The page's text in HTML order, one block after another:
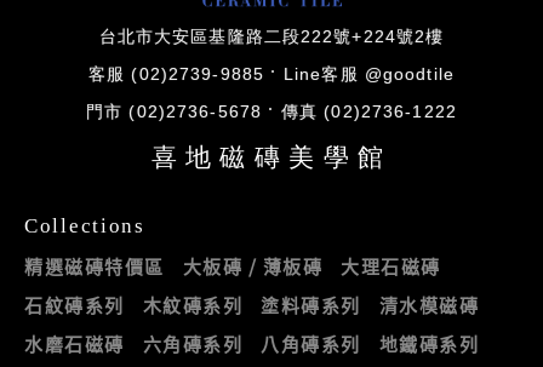
台北市大安區基隆路二段222號+224號2樓
客服 (02)2739-9885 Line客服 @goodtile
門市 (02)2736-5678 傳真 (02)2736-1222
喜地磁磚美學館
Collections
精選磁磚特價區 大板磚 / 薄板磚
大理石磁磚
石紋磚系列
木紋磚系列 塗料磚系列
清水模磁磚
水磨石磁磚
六角磚系列 八角磚系列
地鐵磚系列